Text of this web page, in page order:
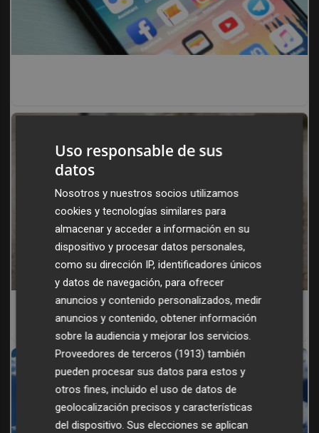
Cuidado con este hábito
¿Y si el problema no fuera el estrés, sino un hábito diario?
Uso responsable de sus
datos
Nosotros y nuestros socios utilizamos
cookies y tecnologías similares para
almacenar y acceder a información en su
dispositivo y procesar datos personales,
como su dirección IP, identificadores únicos
y datos de navegación, para ofrecer
anuncios y contenido personalizados, medir
anuncios y contenido, obtener información
sobre la audiencia y mejorar los servicios.
Proveedores de terceros (1913) también
pueden procesar sus datos para estos y
otros fines, incluido el uso de datos de
geolocalización precisos y características
del dispositivo. Sus elecciones se aplican